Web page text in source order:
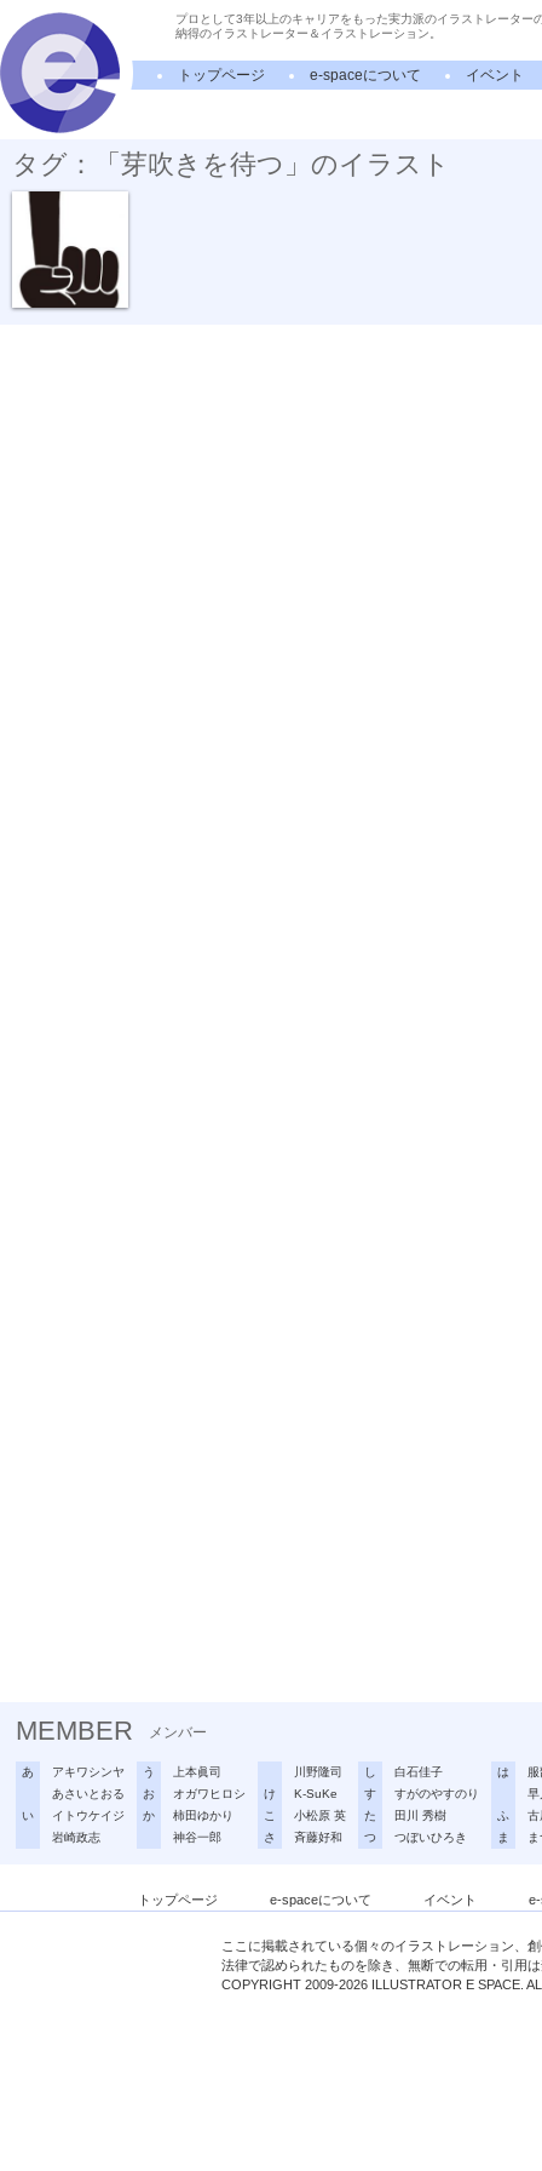
プロとして3年以上のキャリアをもった実力派のイラストレーター
納得のイラストレーター＆イラストレーション。
トップページ e-spaceについて イベント
タグ：「芽吹きを待つ」のイラスト
まだまだあき...
MEMBER メンバー
あ
アキワシンヤ
あさいとおる
い
イトウケイジ
岩崎政志
う
上本眞司
お
オガワヒロシ
か
柿田ゆかり
神谷一郎
川野隆司
け
K-SuKe
こ
小松原 英
さ
斉藤好和
し
白石佳子
す
すがのやすのり
た
田川 秀樹
つ
つぼいひろき
は
早
ふ
古
ま
トップページ e-spaceについて イベント
ここに掲載されている個々のイラストレーション、
法律で認められたものを除き、無断での転用・引用
COPYRIGHT 2009-2026 ILLUSTRATOR E SPACE.